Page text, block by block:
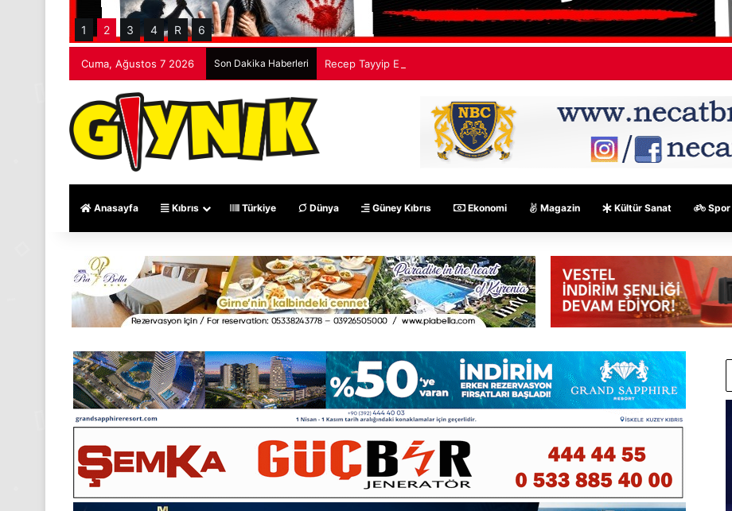
1 2 3 4 R 6
Cuma, Ağustos 7 2026 Son Dakika Haberleri Recep Tayyip Erdoğan: Mekke Ortak Savunma Anlaşması hiçbir ülkeyi hedef almıyor
Anasayfa Kıbrıs Türkiye Dünya Güney Kıbrıs Ekonomi Magazin Kültür Sanat Spor